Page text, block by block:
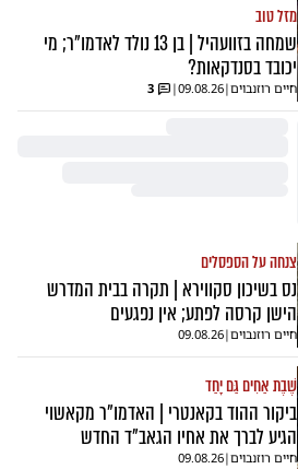
מזל טוב
שמחה בזוועהיל | בן 13 נולד לאדמו"ר; מי
יכובד בסנדקאות?
חיים רוזנבוים|
09.08.26
|
3
צנחה על הספסלים
נס בשיכון סקווירא | תקרה בבית המדרש
הישן קרסה לפתע; אין נפגעים
חיים רוזנבוים|
09.08.26
שֶׁבֶת אַחִים גַּם יָחַד
ביקור ההוד בקאנטרי | האדמו"ר מקאשוי
הגיע לברך את אחיו הגאב"ד החדש
חיים רוזנבוים|
09.08.26